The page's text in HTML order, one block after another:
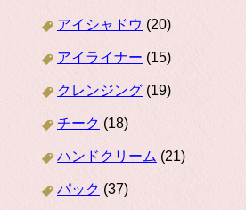
アイシャドウ (20)
アイライナー (15)
クレンジング (19)
チーク (18)
ハンドクリーム (21)
パック (37)